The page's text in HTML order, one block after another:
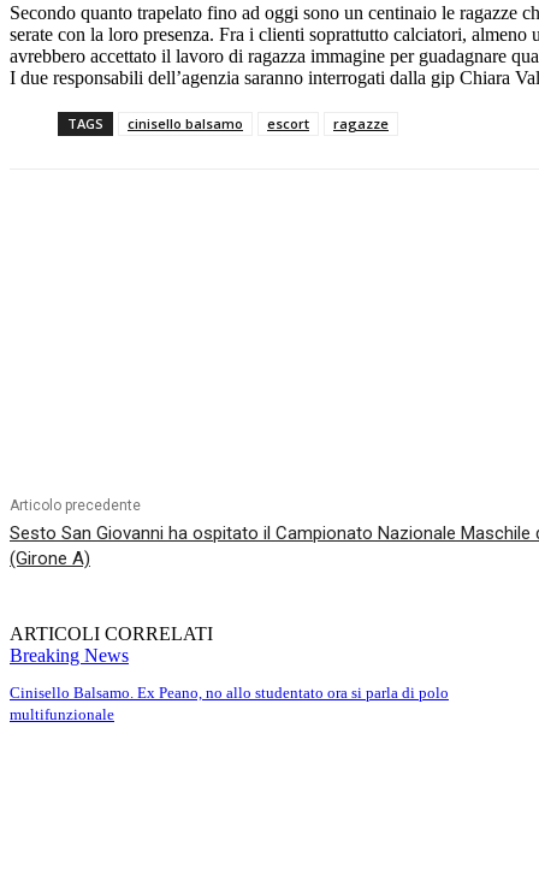
Secondo quanto trapelato fino ad oggi sono un centinaio le ragazze
serate con la loro presenza. Fra i clienti soprattutto calciatori,
avrebbero accettato il lavoro di ragazza immagine per guadagnare
I due responsabili dell’agenzia saranno interrogati dalla gip Chiara
TAGS cinisello balsamo escort ragazze
Articolo precedente
Sesto San Giovanni ha ospitato il Campionato Nazionale Maschile
(Girone A)
ARTICOLI CORRELATI
Breaking News
Cinisello Balsamo. Ex Peano, no allo studentato ora si parla di polo
multifunzionale